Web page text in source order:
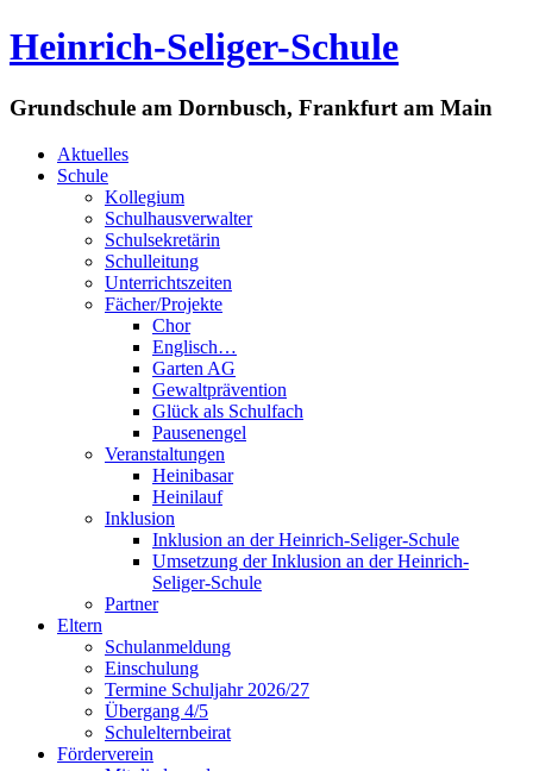
Heinrich-Seliger-Schule
Grundschule am Dornbusch, Frankfurt am Main
Aktuelles
Schule
Kollegium
Schulhausverwalter
Schulsekretärin
Schulleitung
Unterrichtszeiten
Fächer/Projekte
Chor
Englisch…
Garten AG
Gewaltprävention
Glück als Schulfach
Pausenengel
Veranstaltungen
Heinibasar
Heinilauf
Inklusion
Inklusion an der Heinrich-Seliger-Schule
Umsetzung der Inklusion an der Heinrich-
Seliger-Schule
Partner
Eltern
Schulanmeldung
Einschulung
Termine Schuljahr 2026/27
Übergang 4/5
Schulelternbeirat
Förderverein